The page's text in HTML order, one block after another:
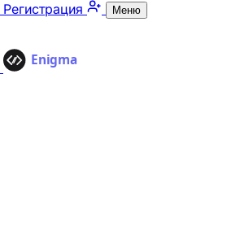
Регистрация Меню